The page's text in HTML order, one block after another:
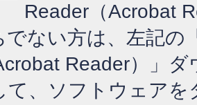
Reader（Acrobat
でない方は、左記の
Reader）」
て、ソフトウェア